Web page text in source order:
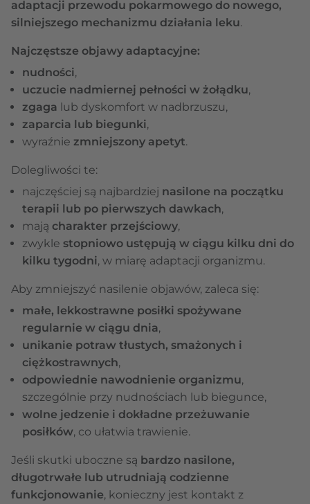
adaptacji przewodu pokarmowego do nowego,
silniejszego mechanizmu działania leku.
Najczęstsze objawy adaptacyjne:
nudności,
uczucie nadmiernej pełności w żołądku,
zgaga lub dyskomfort w nadbrzuszu,
zaparcia lub biegunki,
wyraźnie zmniejszony apetyt.
Dolegliwości te:
najczęściej są najbardziej nasilone na początku
terapii lub po pierwszych dawkach,
mają charakter przejściowy,
zwykle stopniowo ustępują w ciągu kilku dni do
kilku tygodni, w miarę adaptacji organizmu.
Aby zmniejszyć nasilenie objawów, zaleca się:
małe, lekkostrawne posiłki spożywane
regularnie w ciągu dnia,
unikanie potraw tłustych, smażonych i
ciężkostrawnych,
odpowiednie nawodnienie organizmu,
szczególnie przy nudnościach lub biegunce,
wolne jedzenie i dokładne przeżuwanie
posiłków, co ułatwia trawienie.
Jeśli skutki uboczne są bardzo nasilone,
długotrwałe lub utrudniają codzienne
funkcjonowanie, konieczny jest kontakt z